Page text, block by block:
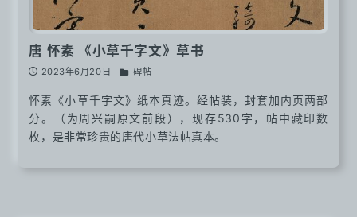
唐 怀素 《小草千字文》草书
2023年6月20日 碑帖
怀素《小草千字文》纸本真迹。经帖装，封套加内页两部
分。（为周兴嗣原文前段），现存530字，帖中藏印数
枚，是非常珍贵的唐代小草法帖真本。